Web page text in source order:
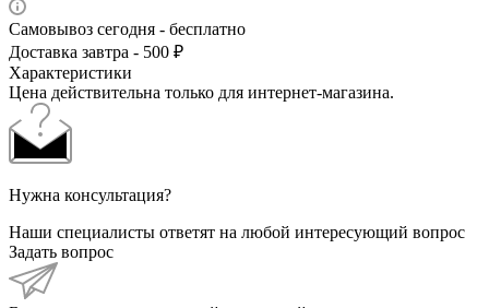
Самовывоз сегодня - бесплатно
Доставка завтра - 500 ₽
Характеристики
Цена действительна только для интернет-магазина.
Нужна консультация?
Наши специалисты ответят на любой интересующий вопрос
Задать вопрос